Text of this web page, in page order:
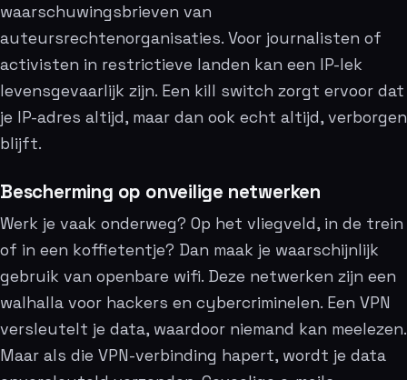
waarschuwingsbrieven van
auteursrechtenorganisaties. Voor journalisten of
activisten in restrictieve landen kan een IP-lek
levensgevaarlijk zijn. Een kill switch zorgt ervoor dat
je IP-adres altijd, maar dan ook echt altijd, verborgen
blijft.
Bescherming op onveilige netwerken
Werk je vaak onderweg? Op het vliegveld, in de trein
of in een koffietentje? Dan maak je waarschijnlijk
gebruik van openbare wifi. Deze netwerken zijn een
walhalla voor hackers en cybercriminelen. Een VPN
versleutelt je data, waardoor niemand kan meelezen.
Maar als die VPN-verbinding hapert, wordt je data